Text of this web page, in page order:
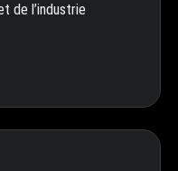
de l’industrie